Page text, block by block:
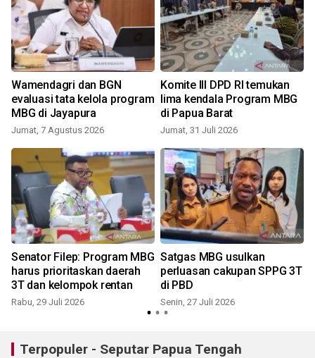
Wamendagri dan BGN
evaluasi tata kelola program
MBG di Jayapura
Jumat, 7 Agustus 2026
Komite III DPD RI temukan
lima kendala Program MBG
di Papua Barat
Jumat, 31 Juli 2026
Senator Filep: Program MBG
harus prioritaskan daerah
3T dan kelompok rentan
Rabu, 29 Juli 2026
Satgas MBG usulkan
perluasan cakupan SPPG 3T
di PBD
Senin, 27 Juli 2026
Terpopuler - Seputar Papua Tengah